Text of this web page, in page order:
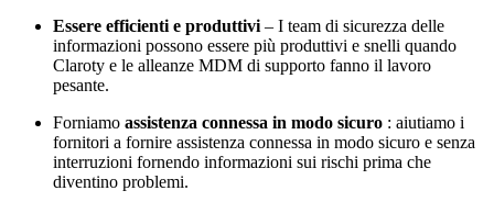
Essere efficienti e produttivi – I team di sicurezza delle
informazioni possono essere più produttivi e snelli quando
Claroty e le alleanze MDM di supporto fanno il lavoro
pesante.
Forniamo assistenza connessa in modo sicuro : aiutiamo i
fornitori a fornire assistenza connessa in modo sicuro e senza
interruzioni fornendo informazioni sui rischi prima che
diventino problemi.